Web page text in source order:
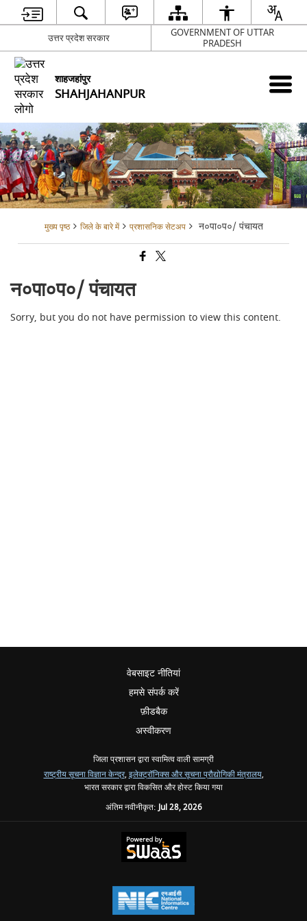
उत्तर प्रदेश सरकार
GOVERNMENT OF UTTAR
PRADESH
शाहजहांपुर
SHAHJAHANPUR
मुख्य पृष्ठ जिले के बारे में प्रशासनिक सेटअप न०पा०प०/ पंचायत
न०पा०प०/ पंचायत
Sorry, but you do not have permission to view this content.
वेबसाइट नीतियां
हमसे संपर्क करें
फ़ीडबैक
अस्वीकरण
जिला प्रशासन द्वारा स्वामित्व वाली सामग्री
राष्ट्रीय सूचना विज्ञान केन्द्र, इलेक्ट्रॉनिक्स और सूचना प्रौद्योगिकी मंत्रालय,
भारत सरकार द्वारा विकसित और होस्ट किया गया
अंतिम नवीनीकृत:Jul 28, 2026